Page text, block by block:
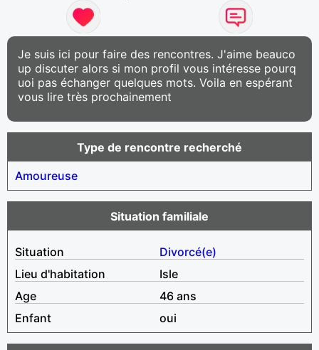
Je suis ici pour faire des rencontres. J'aime beauco
up discuter alors si mon profil vous intéresse pourq
uoi pas échanger quelques mots. Voila en espérant
vous lire très prochainement
Type de rencontre recherché
Amoureuse
Situation familiale
Situation
Divorcé(e)
Lieu d'habitation
Isle
Age
46 ans
Enfant
oui